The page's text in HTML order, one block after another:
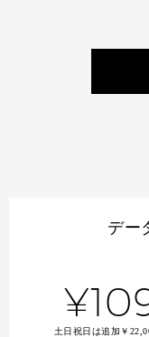
デー
土日祝日は追加￥